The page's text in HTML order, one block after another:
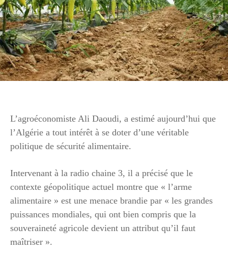
L’agroéconomiste Ali Daoudi, a estimé aujourd’hui que
l’Algérie a tout intérêt à se doter d’une véritable
politique de sécurité alimentaire.
Intervenant à la radio chaine 3, il a précisé que le
contexte géopolitique actuel montre que « l’arme
alimentaire » est une menace brandie par « les grandes
puissances mondiales, qui ont bien compris que la
souveraineté agricole devient un attribut qu’il faut
maîtriser ».